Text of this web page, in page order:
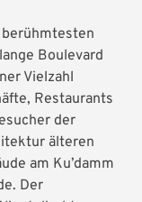
Boulevard
Vielzahl
Restaurants
der
älteren
am Ku’damm
Der